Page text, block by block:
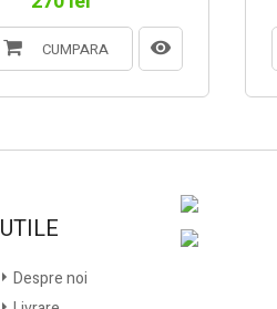
CUMPARA
UTILE
Despre noi